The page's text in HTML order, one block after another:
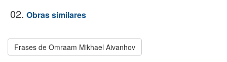
02. Obras similares
Frases de Omraam Mikhael Aivanhov